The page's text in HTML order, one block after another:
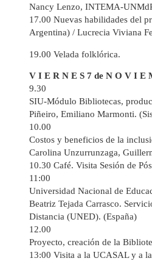
Nancy Lenzo, INTEMA-
17.00 Nuevas habilidades del
Argentina) / Lucrecia Viviana
19.00 Velada folklórica.
V I E R N E S 7 de N O V I E
9.30
SIU-Módulo Bibliotecas,
Piñeiro, Emiliano Marmonti.
10.00
Costos y beneficios de la
Carolina Unzurrunzaga,
10.30 Café. Visita Sesión de
11:00
Universidad Nacional de
Beatriz Tejada Carrasco.
Distancia (UNED). (España)
12.00
Proyecto, creación de la
13:00 Visita a la UCASAL y a